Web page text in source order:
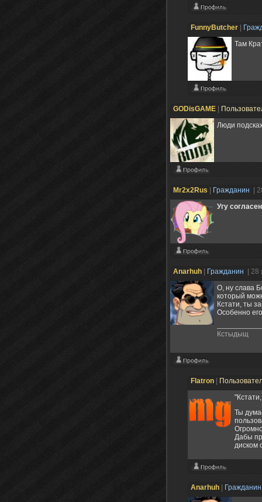
FunnyButcher
Там
GODisGAME
Люди
Mr2x2Rus Гражданин
|
Угу
Anarhuh Гражданин
|
О, ну слава
который
Кстати, ты
Особенно
Кстыдыщ
Flatron
Ты
Дабы
диском
Anarhuh